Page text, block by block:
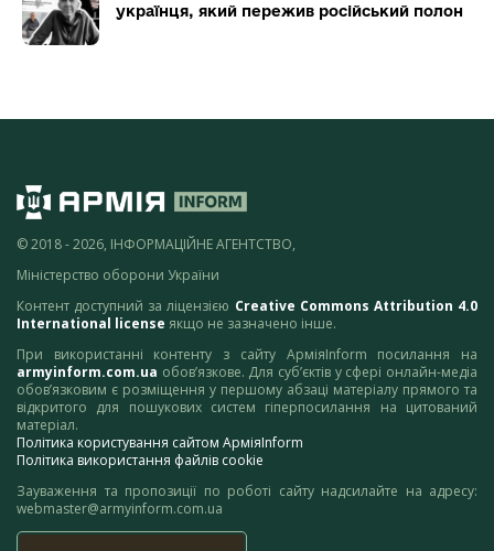
українця, який пережив російський полон
© 2018 - 2026, ІНФОРМАЦІЙНЕ АГЕНТСТВО,
Міністерство оборони України
Контент доступний за ліцензією Creative Commons Attribution 4.0
International license якщо не зазначено інше.
При використанні контенту з сайту АрміяInform посилання на
armyinform.com.ua обов’язкове. Для суб’єктів у сфері онлайн-медіа
обов’язковим є розміщення у першому абзаці матеріалу прямого та
відкритого для пошукових систем гіперпосилання на цитований
матеріал.
Політика користування сайтом АрміяInform
Політика використання файлів cookie
Зауваження та пропозиції по роботі сайту надсилайте на адресу:
webmaster@armyinform.com.ua